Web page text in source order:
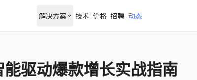
解决方案 技术 价格 招聘 动态
驱动爆款增长实战指南